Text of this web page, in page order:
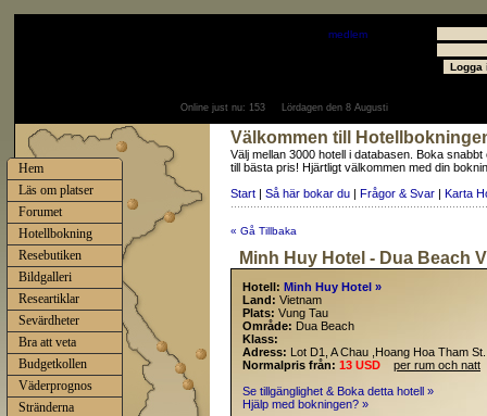
Välkommen till
Välj mellan 3000 hotell i databasen. Boka snabbt
till bästa pris! Hjärtligt välkommen med din
Start | Så här bokar du | Frågor & Svar | Karta
« Gå Tillbaka
Minh Huy Hotel - Dua Beach
Hotell: Minh Huy Hotel »
Land: Vietnam
Plats: Vung Tau
Område: Dua Beach
Klass:
Adress: Lot D1, A Chau ,Hoang Hoa Tham
Normalpris från: 13 USD
per rum och natt
Se tillgänglighet & Boka detta hotell »
Hjälp med bokningen? »
Online just nu: 153 Lördagen den 8 Augusti
medlem
Hem
Läs om platser
Forumet
Hotellbokning
Resebutiken
Bildgalleri
Researtiklar
Sevärdheter
Bra att veta
Budgetkollen
Väderprognos
Stränderna